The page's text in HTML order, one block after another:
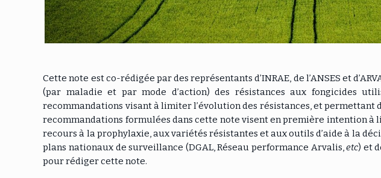
Cette note est co-rédigée par des représentants d’INRAE, de l’ANSES et
(par maladie et par mode d’action) des résistances aux fongicides
recommandations visant à limiter l’évolution des résistances, et permettant
recommandations formulées dans cette note visent en première intention
recours à la prophylaxie, aux variétés résistantes et aux outils d’aide à la
plans nationaux de surveillance (DGAL, Réseau performance Arvalis,etc) et
pour rédiger cette note.